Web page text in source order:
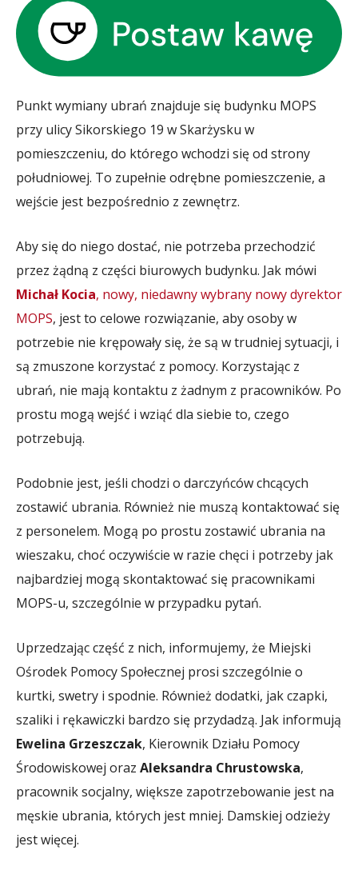
Punkt wymiany ubrań znajduje się budynku MOPS
przy ulicy Sikorskiego 19 w Skarżysku w
pomieszczeniu, do którego wchodzi się od strony
południowej. To zupełnie odrębne pomieszczenie, a
wejście jest bezpośrednio z zewnętrz.
Aby się do niego dostać, nie potrzeba przechodzić
przez żądną z części biurowych budynku. Jak mówi
Michał Kocia, nowy, niedawny wybrany nowy dyrektor
MOPS, jest to celowe rozwiązanie, aby osoby w
potrzebie nie krępowały się, że są w trudniej sytuacji, i
są zmuszone korzystać z pomocy. Korzystając z
ubrań, nie mają kontaktu z żadnym z pracowników. Po
prostu mogą wejść i wziąć dla siebie to, czego
potrzebują.
Podobnie jest, jeśli chodzi o darczyńców chcących
zostawić ubrania. Również nie muszą kontaktować się
z personelem. Mogą po prostu zostawić ubrania na
wieszaku, choć oczywiście w razie chęci i potrzeby jak
najbardziej mogą skontaktować się pracownikami
MOPS-u, szczególnie w przypadku pytań.
Uprzedzając część z nich, informujemy, że Miejski
Ośrodek Pomocy Społecznej prosi szczególnie o
kurtki, swetry i spodnie. Również dodatki, jak czapki,
szaliki i rękawiczki bardzo się przydadzą. Jak informują
Ewelina Grzeszczak, Kierownik Działu Pomocy
Środowiskowej oraz Aleksandra Chrustowska,
pracownik socjalny, większe zapotrzebowanie jest na
męskie ubrania, których jest mniej. Damskiej odzieży
jest więcej.